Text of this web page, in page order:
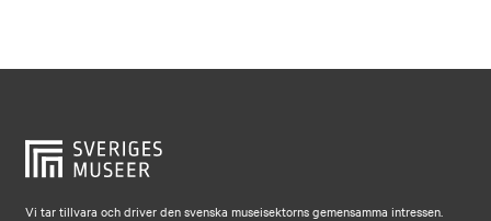
Vi tar tillvara och driver den svenska museisektorns gemensamma intressen.